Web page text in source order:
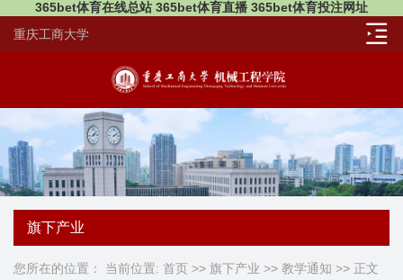
365bet体育在线总站 365bet体育直播 365bet体育投注网址
重庆工商大学
旗下产业
您所在的位置： 当前位置: 首页 >> 旗下产业 >> 教学通知 >> 正文